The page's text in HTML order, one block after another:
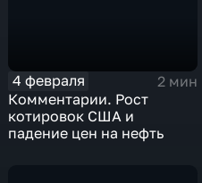
4 февраля
2 мин
Комментарии. Рост
котировок США и
падение цен на нефть